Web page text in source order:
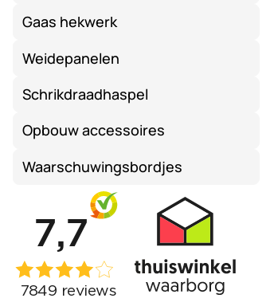
Gaas hekwerk
Weidepanelen
Schrikdraadhaspel
Opbouw accessoires
Waarschuwingsbordjes